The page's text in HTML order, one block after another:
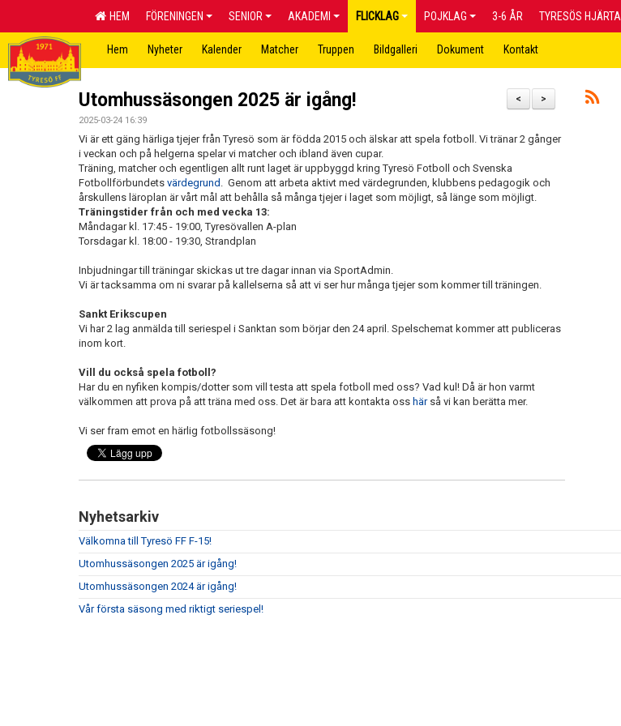
HEM FÖRENINGEN SENIOR AKADEMI FLICKLAG POJKLAG 3-6 ÅR TYRESÖS HJÄRTA
Hem Nyheter Kalender Matcher Truppen Bildgalleri Dokument Kontakt
>
<
Utomhussäsongen 2025 är igång!
2025-03-24 16:39
Vi är ett gäng härliga tjejer från Tyresö som är födda 2015 och älskar att spela fotboll. Vi tränar 2 gånger
i veckan och på helgerna spelar vi matcher och ibland även cupar.
Träning, matcher och egentligen allt runt laget är uppbyggd kring Tyresö Fotboll och Svenska
Fotbollförbundets värdegrund . Genom att arbeta aktivt med värdegrunden, klubbens pedagogik och
årskullens läroplan är vårt mål att behålla så många tjejer i laget som möjligt, så länge som möjligt.
Träningstider från och med vecka 13:
Måndagar kl. 17:45 - 19:00, Tyresövallen A-plan
Torsdagar kl. 18:00 - 19:30, Strandplan
Inbjudningar till träningar skickas ut tre dagar innan via SportAdmin.
Vi är tacksamma om ni svarar på kallelserna så att vi ser hur många tjejer som kommer till träningen.
Sankt Erikscupen
Vi har 2 lag anmälda till seriespel i Sanktan som börjar den 24 april. Spelschemat kommer att publiceras
inom kort.
Vill du också spela fotboll?
Har du en nyfiken kompis/dotter som vill testa att spela fotboll med oss? Vad kul! Då är hon varmt
välkommen att prova på att träna med oss. Det är bara att kontakta oss härså vi kan berätta mer.
Vi ser fram emot en härlig fotbollssäsong!
Nyhetsarkiv
Välkomna till Tyresö FF F-15!
Utomhussäsongen 2025 är igång!
Utomhussäsongen 2024 är igång!
Vår första säsong med riktigt seriespel!